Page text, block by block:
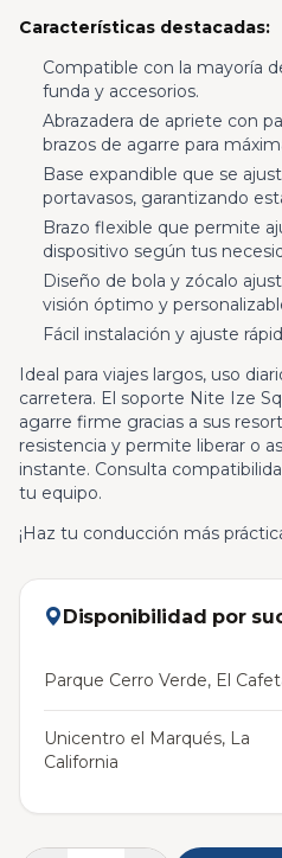
Características destacadas:
Compatible con la mayoría
funda y accesorios.
Abrazadera de apriete con
brazos de agarre para
Base expandible que se
portavasos, garantizando
Brazo flexible que permite
dispositivo según tus
Diseño de bola y zócalo
visión óptimo y
Fácil instalación y ajuste
Ideal para viajes largos, uso
carretera. El soporte Nite Ize
agarre firme gracias a sus
resistencia y permite liberar o
instante. Consulta
tu equipo.
¡Haz tu conducción más
Disponibilidad por
Parque Cerro Verde, El
Unicentro el Marqués, La
California